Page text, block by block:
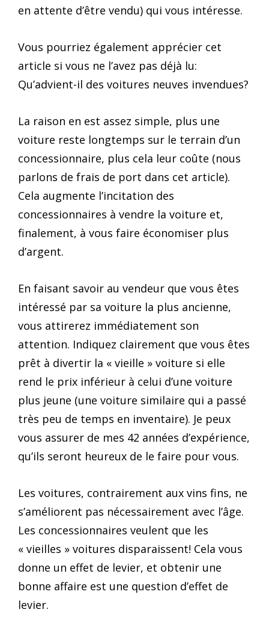
en attente d’être vendu) qui vous intéresse.
Vous pourriez également apprécier cet
article si vous ne l’avez pas déjà lu:
Qu’advient-il des voitures neuves invendues?
La raison en est assez simple, plus une
voiture reste longtemps sur le terrain d’un
concessionnaire, plus cela leur coûte (nous
parlons de frais de port dans cet article).
Cela augmente l’incitation des
concessionnaires à vendre la voiture et,
finalement, à vous faire économiser plus
d’argent.
En faisant savoir au vendeur que vous êtes
intéressé par sa voiture la plus ancienne,
vous attirerez immédiatement son
attention. Indiquez clairement que vous êtes
prêt à divertir la « vieille » voiture si elle
rend le prix inférieur à celui d’une voiture
plus jeune (une voiture similaire qui a passé
très peu de temps en inventaire). Je peux
vous assurer de mes 42 années d’expérience,
qu’ils seront heureux de le faire pour vous.
Les voitures, contrairement aux vins fins, ne
s’améliorent pas nécessairement avec l’âge.
Les concessionnaires veulent que les
« vieilles » voitures disparaissent! Cela vous
donne un effet de levier, et obtenir une
bonne affaire est une question d’effet de
levier.